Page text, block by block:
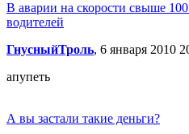
В аварии на скорости свыше
водителей
ГнусныйТроль, 6 января 2010
апупеть
А вы застали такие деньги?